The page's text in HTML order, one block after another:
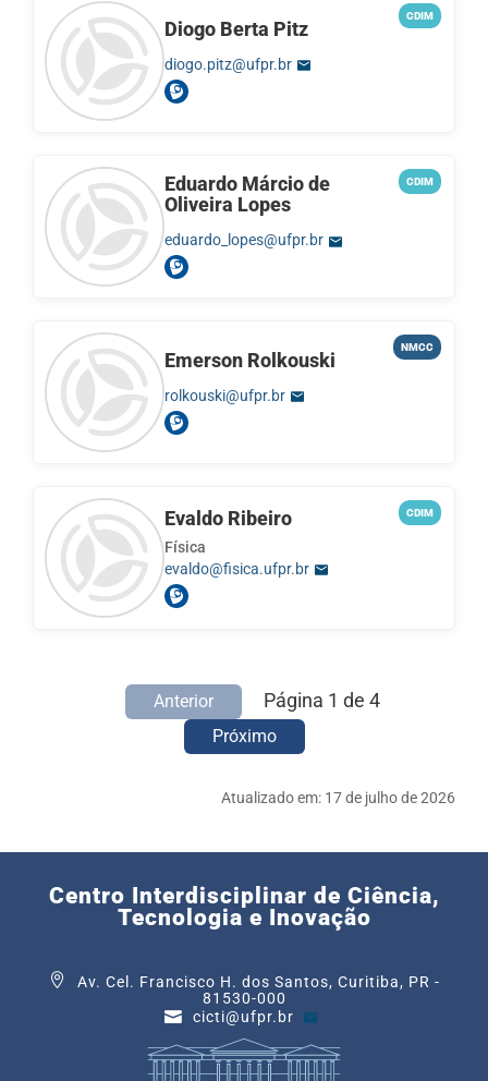
CDIM
Diogo Berta Pitz
diogo.pitz@ufpr.br
CDIM
Eduardo Márcio de
Oliveira Lopes
eduardo_lopes@ufpr.br
NMCC
Emerson Rolkouski
rolkouski@ufpr.br
CDIM
Evaldo Ribeiro
Física
evaldo@fisica.ufpr.br
Anterior Página 1 de 4
Próximo
Atualizado em: 17 de julho de 2026
Centro Interdisciplinar de Ciência,
Tecnologia e Inovação
Av. Cel. Francisco H. dos Santos, Curitiba, PR -
81530-000
cicti@ufpr.br